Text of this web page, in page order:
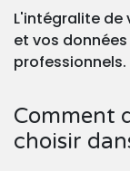
L'intégralite de
et vos
professionnels.
Comment
choisir